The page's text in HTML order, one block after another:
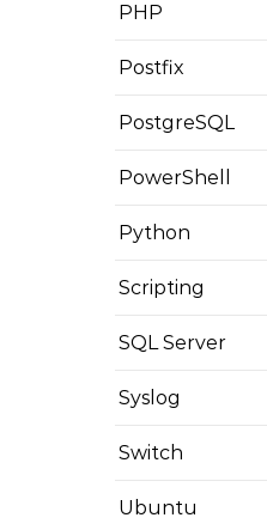
PHP
Postfix
PostgreSQL
PowerShell
Python
Scripting
SQL Server
Syslog
Switch
Ubuntu